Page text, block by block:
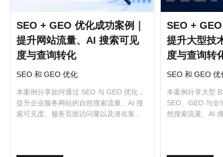
SEO + GEO 优化成功案例｜
提升网站流量、AI 搜索可见
度与查询转化
SEO 和 GEO 优化
本案例分享如何通过 SEO 与 GEO 优化，
提升企业服务网站的自然搜索流量、AI 搜
索可见度、服务页面访问量以及潜在客户
SEO +
提升大型技
度与查询转
SEO 和 GEO 优
本案例分享大型
SEO、GEO 与全
然搜索流量、AI